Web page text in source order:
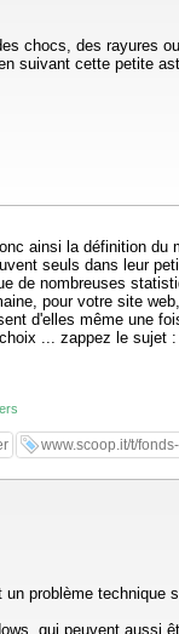
chocs, des rayures
suivant cette petite
ainsi la définition
seuls dans leur
nombreuses
pour votre site
d'elles même une
... zappez le sujet
www.scoop.it/t/
problème
qui peuvent aussi